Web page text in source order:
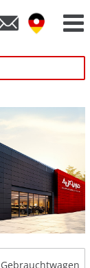
Gebrauchtwagen